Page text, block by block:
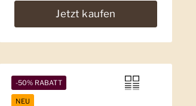
Jetzt kaufen
-50% RABATT
NEU